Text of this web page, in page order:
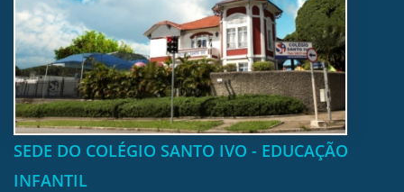
SEDE DO COLÉGIO SANTO IVO - EDUCAÇÃO
INFANTIL